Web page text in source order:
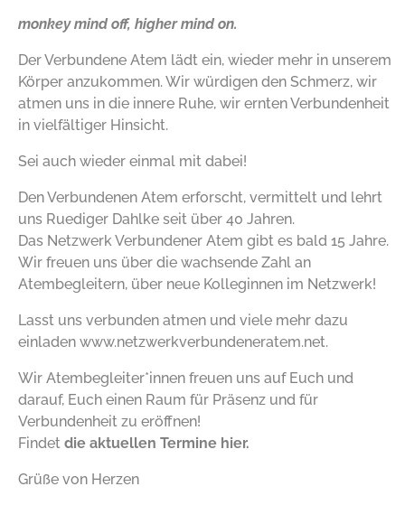
monkey mind off, higher mind on.
Der Verbundene Atem lädt ein, wieder mehr in unserem
Körper anzukommen. Wir würdigen den Schmerz, wir
atmen uns in die innere Ruhe, wir ernten Verbundenheit
in vielfältiger Hinsicht.
Sei auch wieder einmal mit dabei!
Den Verbundenen Atem erforscht, vermittelt und lehrt
uns Ruediger Dahlke seit über 40 Jahren.
Das Netzwerk Verbundener Atem gibt es bald 15 Jahre.
Wir freuen uns über die wachsende Zahl an
Atembegleitern, über neue Kolleginnen im Netzwerk!
Lasst uns verbunden atmen und viele mehr dazu
einladen www.netzwerkverbundeneratem.net.
Wir Atembegleiter*innen freuen uns auf Euch und
darauf, Euch einen Raum für Präsenz und für
Verbundenheit zu eröffnen!
Findet die aktuellen Termine hier.
Grüße von Herzen